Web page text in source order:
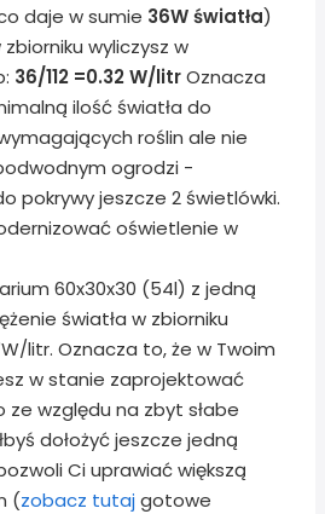
daje w sumie 36W światła)
wyliczysz w
36/112 =0.32 W/litrOznacza
ilość światła do
roślin ale nie
ogrodzi -
pokrywy jeszcze 2 świetlówki.
oświetlenie w
60x30x30 (54l) z jedną
światła w zbiorniku
litr. Oznacza to, że w Twoim
w stanie zaprojektować
ze względu na zbyt słabe
dołożyć jeszcze jedną
Ci uprawiać większą
(zobacz tutajgotowe